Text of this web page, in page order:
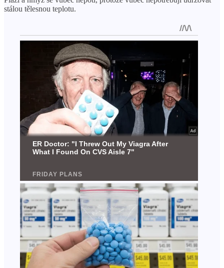
stálou tělesnou teplotu.